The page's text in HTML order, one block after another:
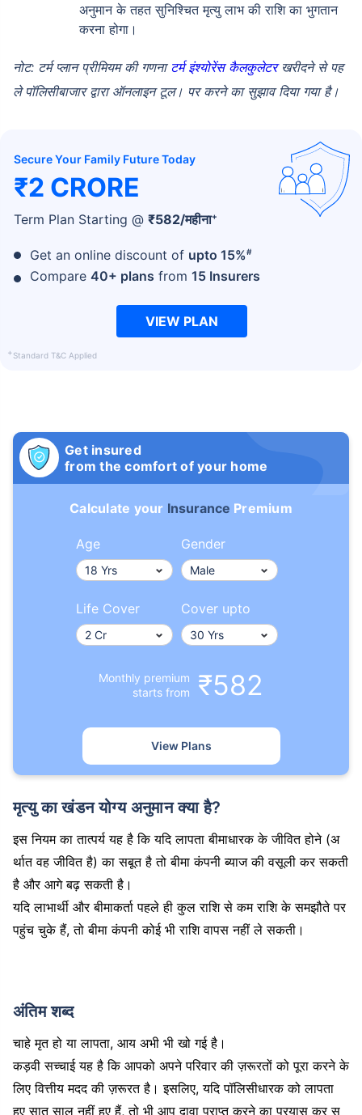
अनुमान के तहत सुनिश्चित मृत्यु लाभ की राशि का भुगतान
करना होगा।
नोट: टर्म प्लान प्रीमियम की गणना टर्म इंश्योरेंस कैलकुलेटरखरीदने से पह
ले पॉलिसीबाजार द्वारा ऑनलाइन टूल। पर करने का सुझाव दिया गया है।
Secure Your Family Future Today
₹2 CRORE
Term Plan Starting @ ₹582/महीना+
Get an online discount of upto 15%#
Compare 40+ plans from 15 Insurers
VIEW PLAN
+Standard T&C Applied
Get insured
from the comfort of your home
Calculate your Insurance Premium
Age Gender
Life Cover Cover upto
Monthly premium
starts from
₹582
View Plans
मृत्यु का खंडन योग्य अनुमान क्या है?
इस नियम का तात्पर्य यह है कि यदि लापता बीमाधारक के जीवित होने (अ
र्थात वह जीवित है) का सबूत है तो बीमा कंपनी ब्याज की वसूली कर सकती
है और आगे बढ़ सकती है।
यदि लाभार्थी और बीमाकर्ता पहले ही कुल राशि से कम राशि के समझौते पर
पहुंच चुके हैं, तो बीमा कंपनी कोई भी राशि वापस नहीं ले सकती।
अंतिम शब्द
चाहे मृत हो या लापता, आय अभी भी खो गई है।
कड़वी सच्चाई यह है कि आपको अपने परिवार की ज़रूरतों को पूरा करने के
लिए वित्तीय मदद की ज़रूरत है। इसलिए, यदि पॉलिसीधारक को लापता
हुए सात साल नहीं हुए हैं, तो भी आप दावा प्राप्त करने का प्रयास कर स